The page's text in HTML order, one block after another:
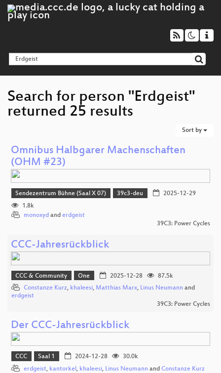
Search for person "Erdgeist"
returned 25 results
Sort by
Omnibus Halbgarer Machenschaften
(OHM #23)
Sendezentrum Bühne (Saal X 07) 39c3-deu
2025-12-29
1.8k
monoxyd and erdgeist
39C3: Power Cycles
CCC-Jahresrückblick
CCC & Community One 2025-12-28
87.5k
Constanze Kurz, khaleesi, Matthias Marx, Linus Neumann and
erdgeist
39C3: Power Cycles
Der CCC-Jahresrückblick
CCC Saal 1 2024-12-28
30.0k
erdgeist, kantorkel , khaleesi, Linus Neumann and Constanze Kurz